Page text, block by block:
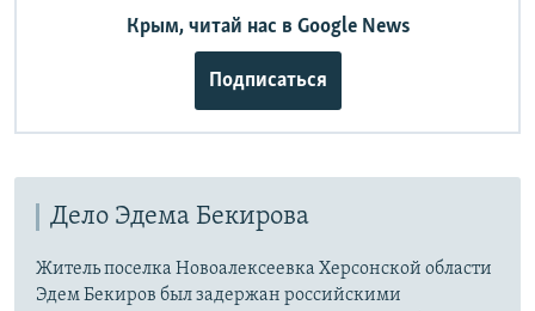
Крым, читай нас в Google News
Подписаться
Дело Эдема Бекирова
Житель поселка Новоалексеевка Херсонской области
Эдем Бекиров был задержан российскими